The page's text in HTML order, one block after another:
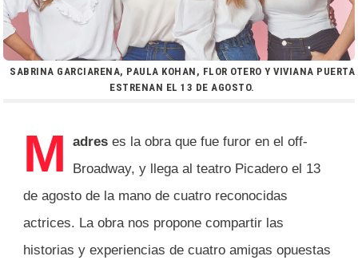
SABRINA GARCIARENA, PAULA KOHAN, FLOR OTERO Y VIVIANA PUERTA
ESTRENAN EL 13 DE AGOSTO.
M adres es la obra que fue furor en el off-
Broadway, y llega al teatro Picadero el 13
de agosto de la mano de cuatro reconocidas
actrices. La obra nos propone compartir las
historias y experiencias de cuatro amigas opuestas